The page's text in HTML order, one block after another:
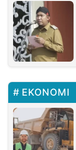
EKONOMI